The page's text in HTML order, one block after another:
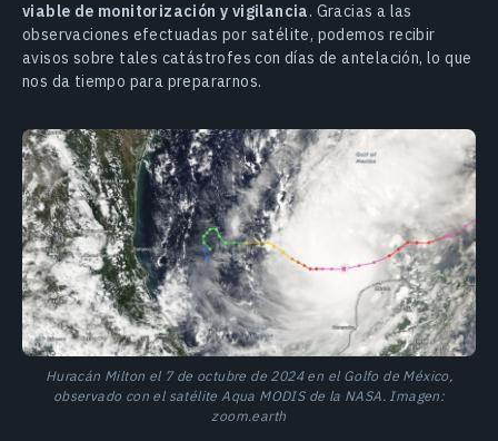
viable de monitorización y vigilancia. Gracias a las
observaciones efectuadas por satélite, podemos recibir
avisos sobre tales catástrofes con días de antelación, lo que
nos da tiempo para prepararnos.
Huracán Milton el 7 de octubre de 2024 en el Golfo de México,
observado con el satélite Aqua MODIS de la NASA. Imagen:
zoom.earth